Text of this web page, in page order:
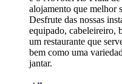
alojamento que melhor
Desfrute das nossas
equipado, cabeleireiro,
um restaurante que
bem como uma
jantar.